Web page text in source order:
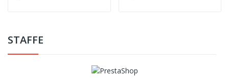
STAFFE